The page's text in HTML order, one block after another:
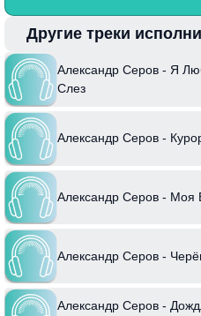
запоминающейся и глубокой.
Интересный факт: «Моя
стала одной из самых
статус в мире русской эстрады.
Другие треки
Александр Серов - Я
Слез
Александр Серов -
Александр Серов - Моя
Александр Серов -
Александр Серов -